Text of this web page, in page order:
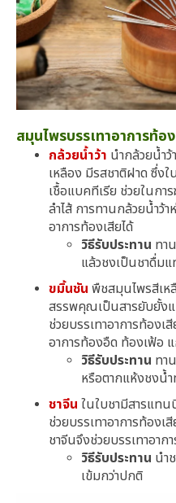
สมุนไพรบรรเทาอาการท้อ
กล้วยน้ำว้า นำกล้วยน้ำ
เหลือง มีรสชาติฝาด ซึ่
เชื้อแบคทีเรีย ช่วยในการ
ลำไส้ การทานกล้วยน้ำว้
อาการท้องเสียได้
วิธีรับประทาน ทา
แล้วชงเป็นชาดื่ม
ขมิ้นชัน พืชสมุนไพรสีเห
สรรพคุณเป็นสารยับยั้งแ
ช่วยบรรเทาอาการท้อง
อาการท้องอืด ท้องเฟ้อ
วิธีรับประทาน ทา
หรือตากแห้งชงน้
ชาจีน ในใบชามีสารแท
ช่วยบรรเทาอาการท้อง
ชาจีนจึงช่วยบรรเทาอาก
วิธีรับประทาน นำ
เข้มกว่าปกติ